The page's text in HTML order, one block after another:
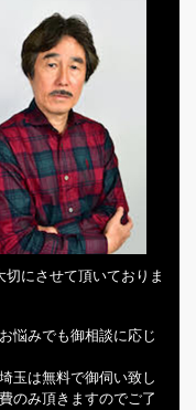
にさせて頂いておりま
悩みでも御相談に応じ
玉は無料で御伺い致し
のみ頂きますのでご了